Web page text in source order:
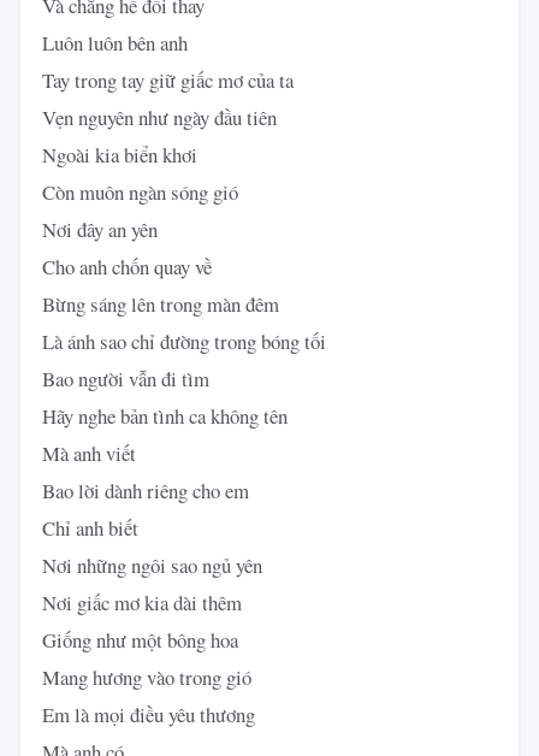
Luôn luôn bên anh
Tay trong tay giữ giấc mơ của ta
Vẹn nguyên như ngày đầu tiên
Ngoài kia biển khơi
Còn muôn ngàn sóng gió
Nơi đây an yên
Cho anh chốn quay về
Bừng sáng lên trong màn đêm
Là ánh sao chỉ đường trong bóng tối
Bao người vẫn đi tìm
Hãy nghe bản tình ca không tên
Mà anh viết
Bao lời dành riêng cho em
Chỉ anh biết
Nơi những ngôi sao ngủ yên
Nơi giấc mơ kia dài thêm
Giống như một bông hoa
Mang hương vào trong gió
Em là mọi điều yêu thương